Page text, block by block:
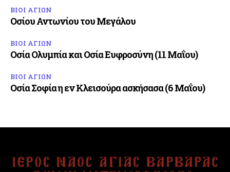
ΒΙΟΙ ΑΓΙΩΝ
Οσίου Αντωνίου του Μεγάλου
ΒΙΟΙ ΑΓΙΩΝ
Οσία Ολυμπία και Οσία Ευφροσύνη (11 Μαΐου)
ΒΙΟΙ ΑΓΙΩΝ
Οσία Σοφία η εν Κλεισούρα ασκήσασα (6 Μαΐου)